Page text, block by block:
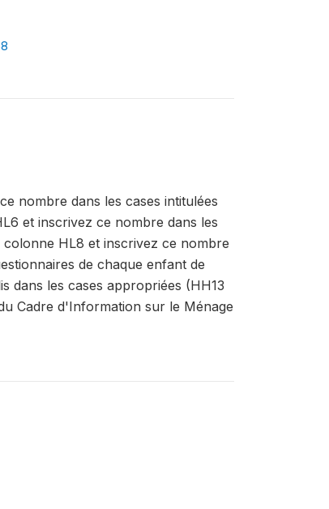
nombre dans les cases intitulées
et inscrivez ce nombre dans les
colonne HL8 et inscrivez ce nombre
de chaque enfant de
dans les cases appropriées (HH13
Cadre d'Information sur le Ménage